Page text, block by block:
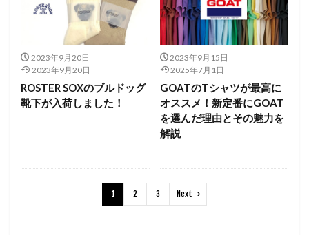
2023年9月20日
2023年9月20日
ROSTER SOXのブルドッグ
靴下が入荷しました！
2023年9月15日
2025年7月1日
GOATのTシャツが最高に
オススメ！新定番にGOAT
を選んだ理由とその魅力を
解説
1 2 3 Next